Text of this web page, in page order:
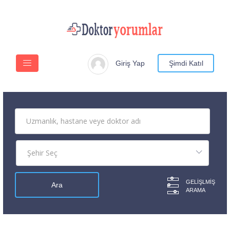
Giriş Yap Şimdi Katıl
GELIŞLMIŞ
ARAMA